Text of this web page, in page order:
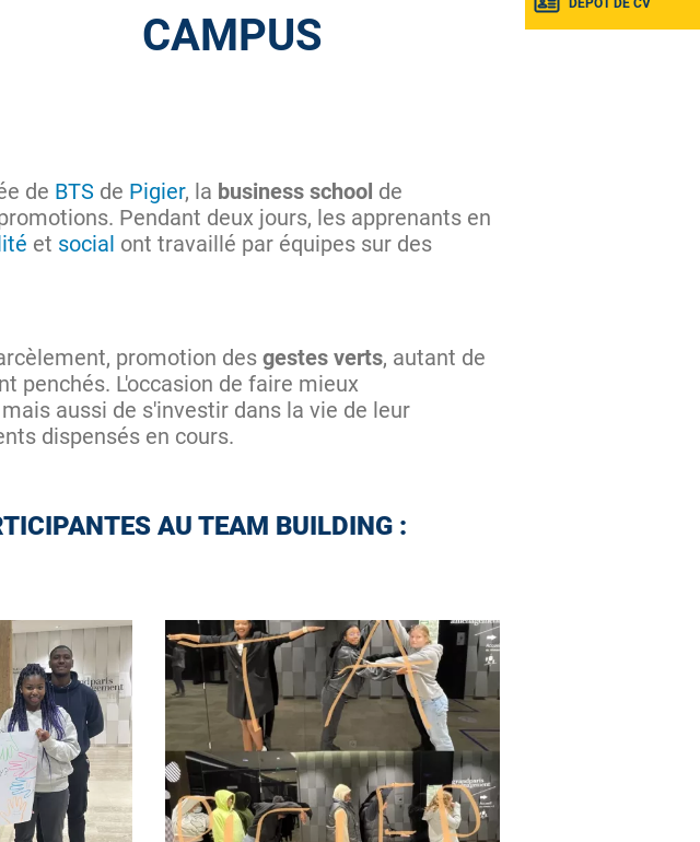
DEPOT DE CV
CAMPUS
de BTS de Pigier, la business school de
Pendant deux jours, les apprenants en
et social ont travaillé par équipes sur des
promotion des gestes verts, autant de
penchés. L'occasion de faire mieux
aussi de s'investir dans la vie de leur
dispensés en cours.
AU TEAM BUILDING :